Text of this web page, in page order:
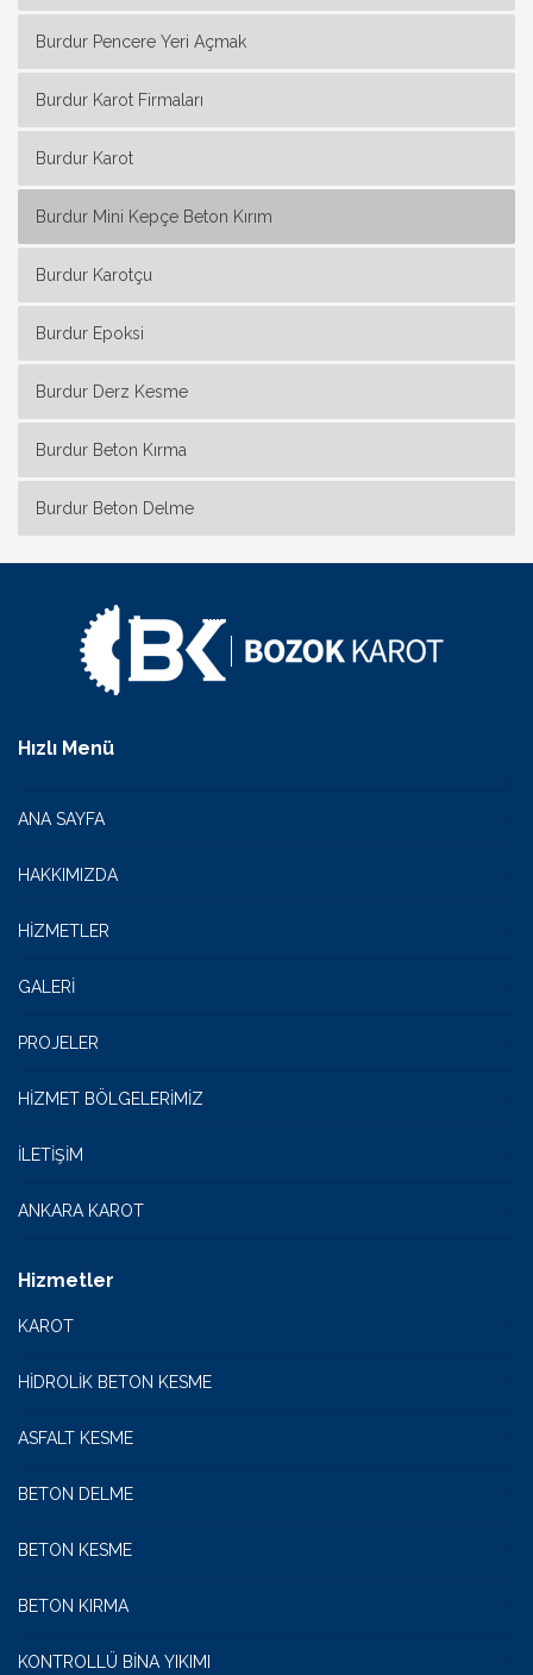
Burdur Pencere Yeri Açmak
Burdur Karot Firmaları
Burdur Karot
Burdur Mini Kepçe Beton Kırım
Burdur Karotçu
Burdur Epoksi
Burdur Derz Kesme
Burdur Beton Kırma
Burdur Beton Delme
Hızlı Menü
ANA SAYFA
HAKKIMIZDA
HIZMETLER
GALERI
PROJELER
HIZMET BÖLGELERIMIZ
İLETIŞIM
ANKARA KAROT
Hizmetler
KAROT
HİDROLİK BETON KESME
ASFALT KESME
BETON DELME
BETON KESME
BETON KIRMA
KONTROLLÜ BİNA YIKIMI